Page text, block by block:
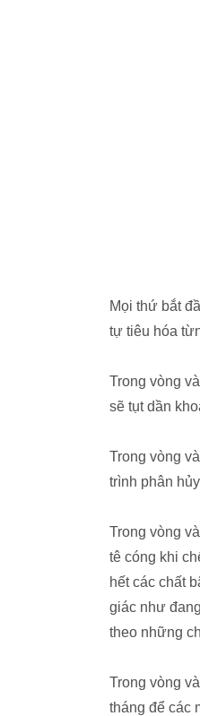
Mọi thứ bắt
tự tiêu hóa
Trong vòng
sẽ tụt dần
Trong vòng
trình phân
Trong vòng
tê cóng khi
hết các chất
giác như
theo những
Trong vòng
tháng để các